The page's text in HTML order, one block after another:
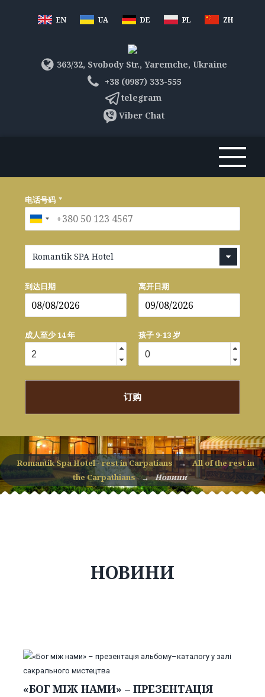
EN UA DE PL ZH
363/32, Svobody Str., Yaremche, Ukraine
+38 (0987) 333-555
telegram
Viber Chat
电话号码 *
Romantik SPA Hotel
到达日期 离开日期
成人至少 14 年 孩子 9-13 岁
订购
Romantik Spa Hotel - rest in Carpatians →
All of the rest in
the Carpathians → Новини
НОВИНИ
«БОГ МІЖ НАМИ» – ПРЕЗЕНТАЦІЯ